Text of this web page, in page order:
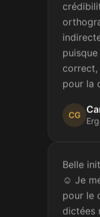
correct,
pour la
☺️ Je
pour le
dictées